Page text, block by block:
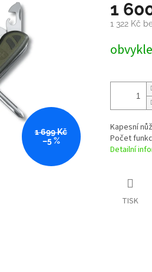
1 699 Kč
–5 %
1
1 322 Kč
cena:
Kapesní
Počet
Detailní
TISK